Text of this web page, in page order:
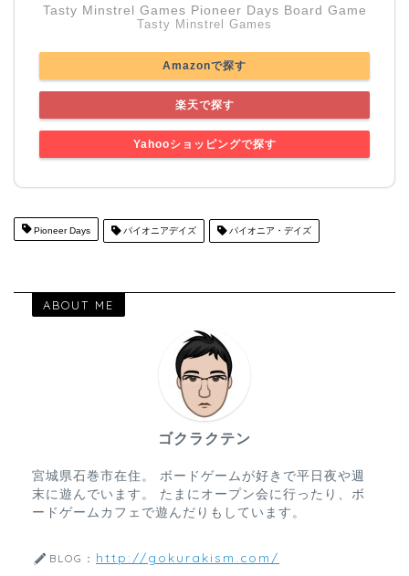
Tasty Minstrel Games Pioneer Days Board Game
Tasty Minstrel Games
Amazonで探す
楽天で探す
Yahooショッピングで探す
Pioneer Days パイオニアデイズ パイオニア・デイズ
ABOUT ME
ゴクラクテン
宮城県石巻市在住。 ボードゲームが好きで平日夜や週
末に遊んでいます。 たまにオープン会に行ったり、ボ
ードゲームカフェで遊んだりもしています。
BLOG： http://gokurakism.com/